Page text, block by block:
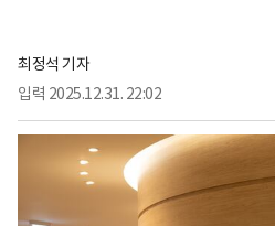
최정석 기자
입력 2025.12.31. 22:02